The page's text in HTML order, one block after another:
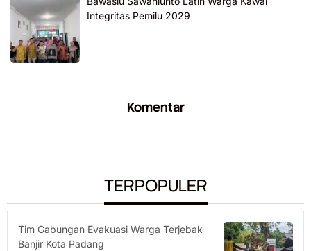
Integritas Pemilu 2029
Komentar
TERPOPULER
Tim Gabungan Evakuasi Warga Terjebak
Banjir Kota Padang